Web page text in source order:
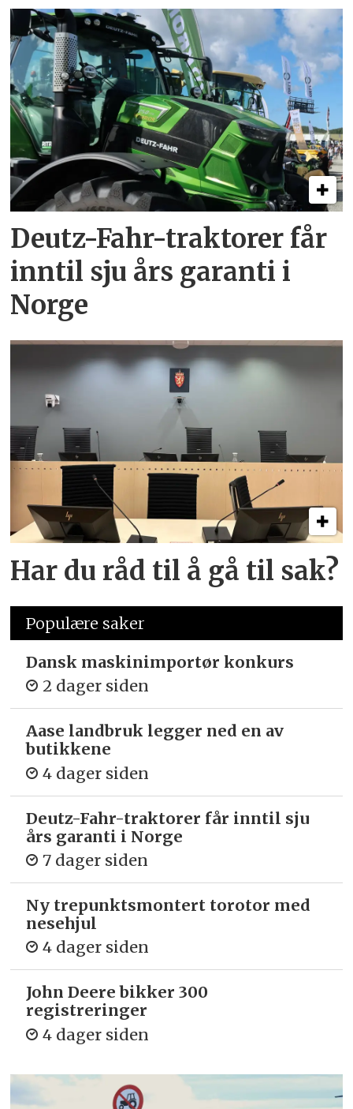
Deutz-Fahr-traktorer får
inntil sju års garanti i
Norge
Har du råd til å gå til sak?
Populære saker
Dansk maskinimportør konkurs
2 dager siden
Aase landbruk legger ned en av
butikkene
4 dager siden
Deutz-Fahr-traktorer får inntil sju
års garanti i Norge
7 dager siden
Ny trepunkts­montert torotor med
nesehjul
4 dager siden
John Deere bikker 300
registreringer
4 dager siden